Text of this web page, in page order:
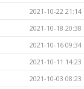
2021-10-22 21:14
2021-10-18 20:38
2021-10-16 09:34
2021-10-11 14:23
2021-10-03 08:23